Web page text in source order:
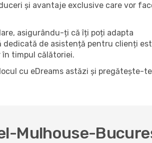
și avantaje exclusive care vor
asigurându-ți că îți poți adapta
dedicată de asistență pentru clienți
timpul călătoriei.
cu eDreams astăzi și pregătește-te
Mulhouse-